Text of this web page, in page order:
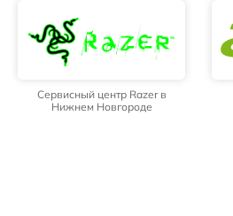
Сервисный центр Razer в
Нижнем Новгороде